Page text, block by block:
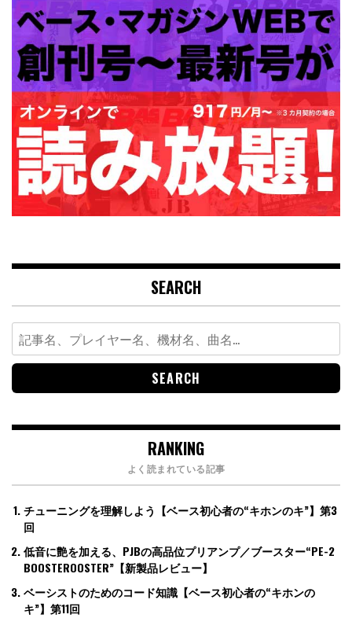
SEARCH
Search
for:
RANKING
よく読まれている記事
チューニングを理解しよう【ベース初心者の“キホンのキ”】第3
回
低音に艶を加える、PJBの高品位プリアンプ／ブースター“PE-2
BOOSTEROOSTER”【新製品レビュー】
ベーシストのためのコード知識【ベース初心者の“キホンの
キ”】第11回